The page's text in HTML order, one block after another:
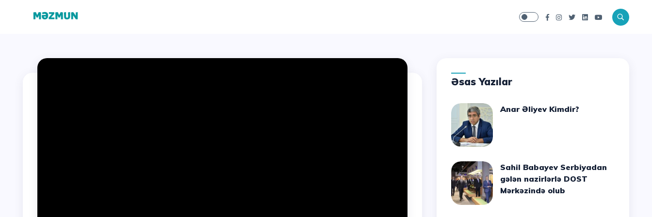
Əsas Yazılar
Anar Əliyev Kimdir?
Sahil Babayev Serbiyadan
gələn nazirlərlə DOST
Mərkəzində olub